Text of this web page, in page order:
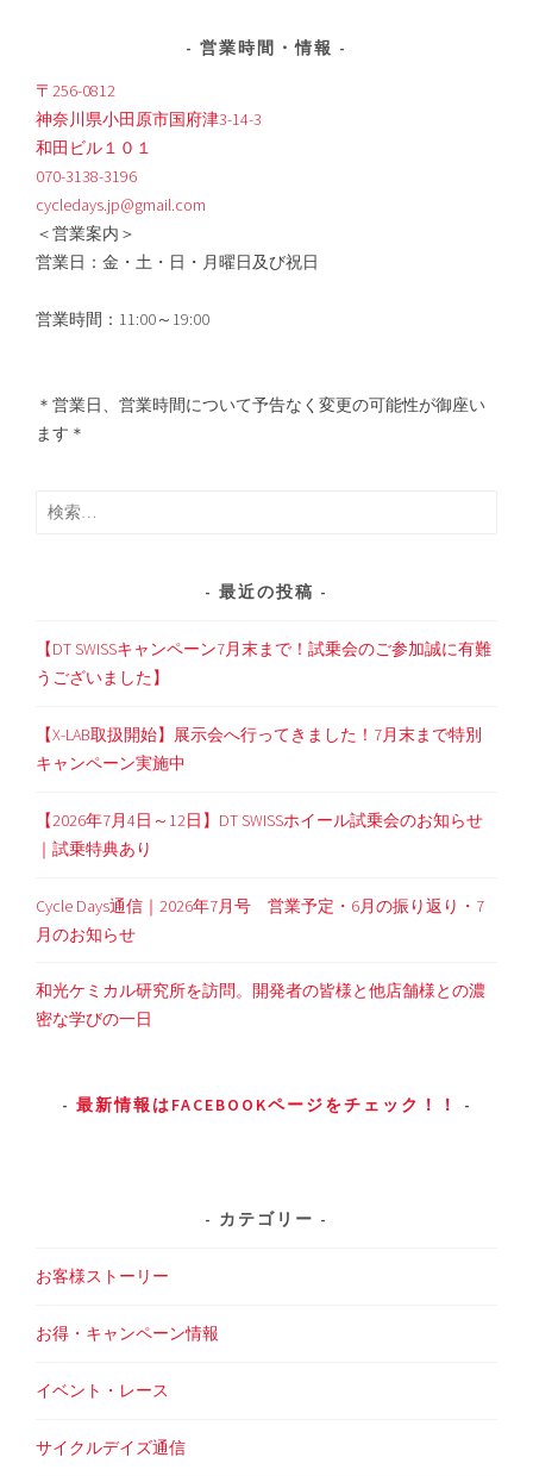
営業時間・情報
〒256-0812
神奈川県小田原市国府津3-14-3
和田ビル１０１
070-3138-3196
cycledays.jp@gmail.com
＜営業案内＞
営業日：金・土・日・月曜日及び祝日
営業時間：11:00～19:00
＊営業日、営業時間について予告なく変更の可能性が御座い
ます＊
検
最近の投稿
【DT SWISSキャンペーン7月末まで！試乗会のご参加誠に有難
うございました】
【X-LAB取扱開始】展示会へ行ってきました！7月末まで特別
キャンペーン実施中
【2026年7月4日～12日】DT SWISSホイール試乗会のお知らせ
｜試乗特典あり
Cycle Days通信｜2026年7月号 営業予定・6月の振り返り・7
月のお知らせ
和光ケミカル研究所を訪問。開発者の皆様と他店舗様との濃
密な学びの一日
最新情報はFACEBOOKページをチェック！！
カテゴリー
お客様ストーリー
お得・キャンペーン情報
イベント・レース
サイクルデイズ通信